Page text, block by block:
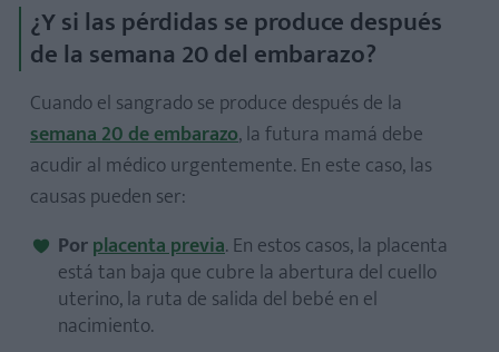
¿Y si las pérdidas se produce después
de la semana 20 del embarazo?
Cuando el sangrado se produce después de la
semana 20 de embarazo, la futura mamá debe
acudir al médico urgentemente. En este caso, las
causas pueden ser:
Porplacenta previa. En estos casos, la placenta
está tan baja que cubre la abertura del cuello
uterino, la ruta de salida del bebé en el
nacimiento.